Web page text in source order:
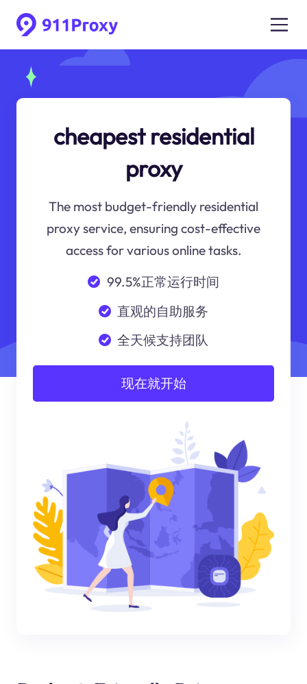
cheapest residential
proxy
The most budget-friendly residential
proxy service, ensuring cost-effective
access for various online tasks.
99.5%正常运行时间
直观的自助服务
全天候支持团队
现在就开始